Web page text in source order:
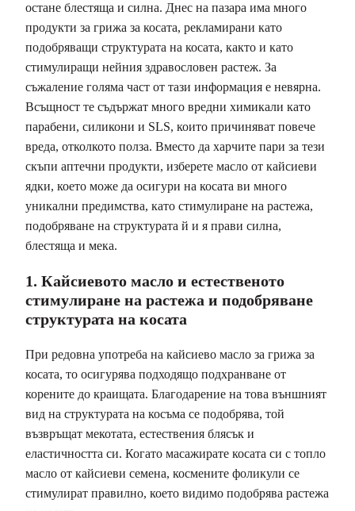
остане блестяща и силна. Днес на пазара има много
продукти за грижа за косата, рекламирани като
подобряващи структурата на косата, както и като
стимулиращи нейния здравословен растеж. За
съжаление голяма част от тази информация е невярна.
Всъщност те съдържат много вредни химикали като
парабени, силикони и SLS, които причиняват повече
вреда, отколкото полза. Вместо да харчите пари за тези
скъпи аптечни продукти, изберете масло от кайсиеви
ядки, което може да осигури на косата ви много
уникални предимства, като стимулиране на растежа,
подобряване на структурата й и я прави силна,
блестяща и мека.
1. Кайсиевото масло и естественото
стимулиране на растежа и подобряване
структурата на косата
При редовна употреба на кайсиево масло за грижа за
косата, то осигурява подходящо подхранване от
корените до краищата. Благодарение на това външният
вид на структурата на косъма се подобрява, той
възвръщат мекотата, естествения блясък и
еластичността си. Когато масажирате косата си с топло
масло от кайсиеви семена, космените фоликули се
стимулират правилно, което видимо подобрява растежа